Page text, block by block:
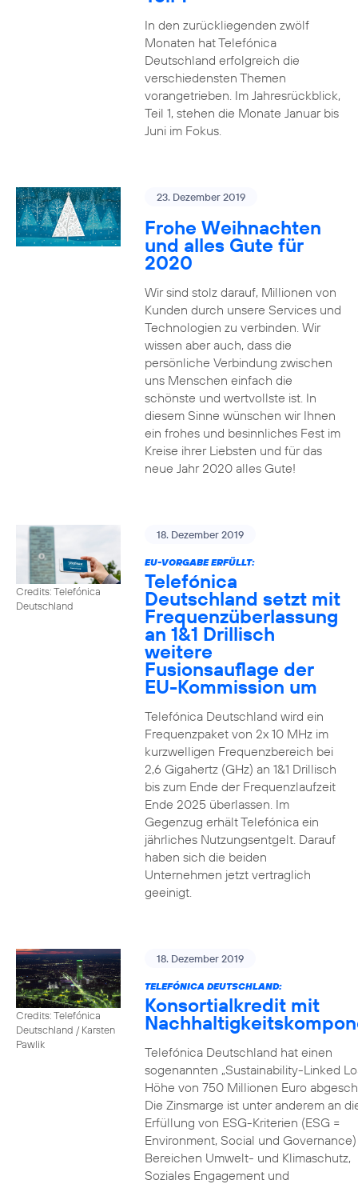
In den zurückliegenden zwölf
Monaten hat Telefónica
Deutschland erfolgreich die
verschiedensten Themen
vorangetrieben. Im Jahresrückblick,
Teil 1, stehen die Monate Januar bis
Juni im Fokus.
23. Dezember 2019
Frohe Weihnachten
und alles Gute für
2020
Wir sind stolz darauf, Millionen von
Kunden durch unsere Services und
Technologien zu verbinden. Wir
wissen aber auch, dass die
persönliche Verbindung zwischen
uns Menschen einfach die
schönste und wertvollste ist. In
diesem Sinne wünschen wir Ihnen
ein frohes und besinnliches Fest im
Kreise ihrer Liebsten und für das
neue Jahr 2020 alles Gute!
Credits: Telefónica
Deutschland
18. Dezember 2019
EU-VORGABE ERFÜLLT:
Telefónica
Deutschland setzt mit
Frequenzüberlassung
an 1&1 Drillisch
weitere
Fusionsauflage der
EU-Kommission um
Telefónica Deutschland wird ein
Frequenzpaket von 2x 10 MHz im
kurzwelligen Frequenzbereich bei
2,6 Gigahertz (GHz) an 1&1 Drillisch
bis zum Ende der Frequenzlaufzeit
Ende 2025 überlassen. Im
Gegenzug erhält Telefónica ein
jährliches Nutzungsentgelt. Darauf
haben sich die beiden
Unternehmen jetzt vertraglich
geeinigt.
Credits: Telefónica
Deutschland / Karsten
Pawlik
18. Dezember 2019
TELEFÓNICA DEUTSCHLAND:
Konsortialkredit mit
Telefónica Deutschland hat einen
sogenannten „Sustainability-Linked
Höhe von 750 Millionen Euro
Die Zinsmarge ist unter anderem an
Erfüllung von ESG-Kriterien (ESG =
Environment, Social und
Bereichen Umwelt- und Klimaschutz,
Soziales Engagement und